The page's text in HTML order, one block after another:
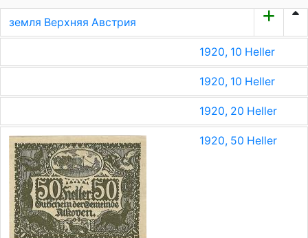
земля Верхняя Австрия
1920, 10 Heller
1920, 10 Heller
1920, 20 Heller
1920, 50 Heller